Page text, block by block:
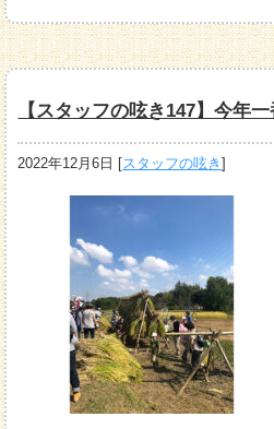
【スタッフの呟き147】今年
2022年12月6日 [スタッフの呟き]